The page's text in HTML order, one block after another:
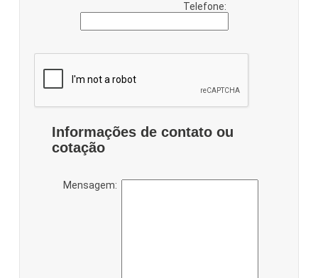
Telefone:
Informações de contato ou
cotação
Mensagem: